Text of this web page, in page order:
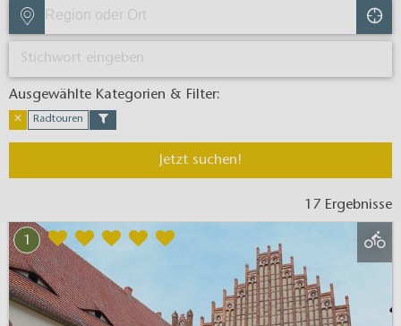
Ausgewählte Kategorien & Filter:​
✕ Radtouren
Jetzt suchen!
17 Ergebnisse
1